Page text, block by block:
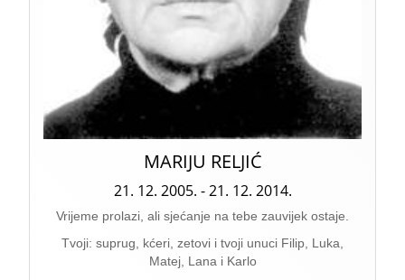
MARIJU RELJIĆ
21. 12. 2005. - 21. 12. 2014.
Vrijeme prolazi, ali sjećanje na tebe zauvijek ostaje.
Tvoji: suprug, kćeri, zetovi i tvoji unuci Filip, Luka,
Matej, Lana i Karlo